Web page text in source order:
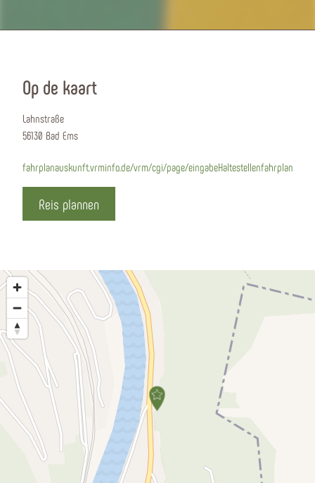
Op de kaart
Lahnstraße
56130 Bad Ems
fahrplanauskunft.vrminfo.de/vrm/cgi/page/eingabeHaltestellenfahrplan
Reis plannen